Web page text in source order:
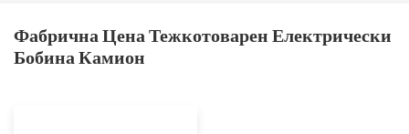
Фабрична Цена Тежкотоварен Електрически
Бобина Камион